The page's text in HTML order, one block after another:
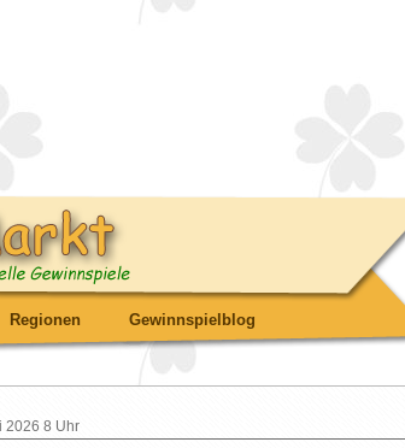
Regionen Gewinnspielblog
2026 8 Uhr